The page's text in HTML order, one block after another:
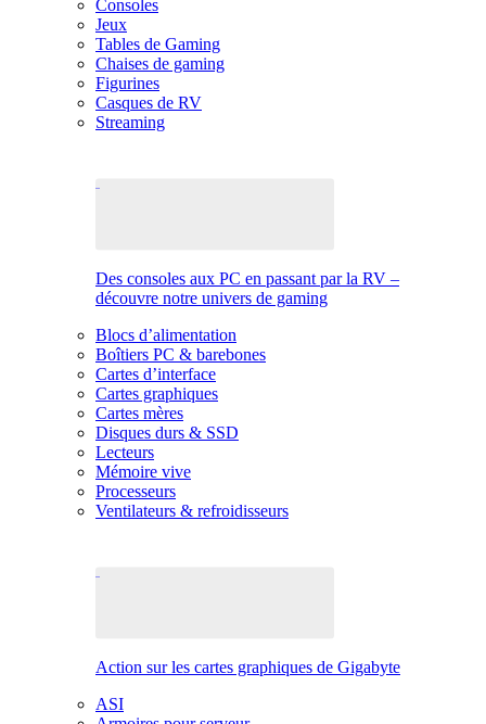
Consoles
Jeux
Tables de Gaming
Chaises de gaming
Figurines
Casques de RV
Streaming
Des consoles aux PC en passant par la RV –
découvre notre univers de gaming
Blocs d’alimentation
Boîtiers PC & barebones
Cartes d’interface
Cartes graphiques
Cartes mères
Disques durs & SSD
Lecteurs
Mémoire vive
Processeurs
Ventilateurs & refroidisseurs
Action sur les cartes graphiques de Gigabyte
ASI